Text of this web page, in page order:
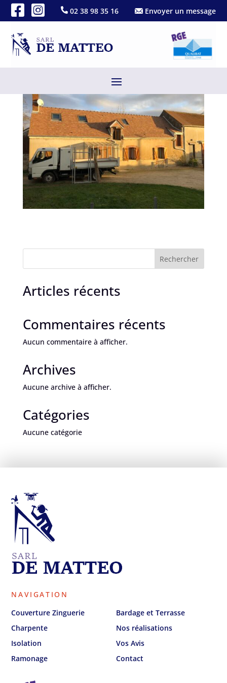
02 38 98 35 16 Envoyer un message
Réalisation tuile plate
Fév 18, 2022
Rechercher
Articles récents
Commentaires récents
Aucun commentaire à afficher.
Archives
Aucune archive à afficher.
Catégories
Aucune catégorie
NAVIGATION
Couverture Zinguerie
Charpente
Isolation
Ramonage
Bardage et Terrasse
Nos réalisations
Vos Avis
Contact